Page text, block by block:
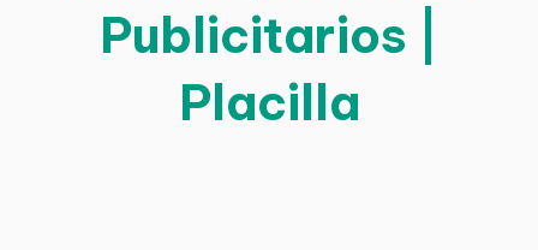
Publicitarios |
Placilla